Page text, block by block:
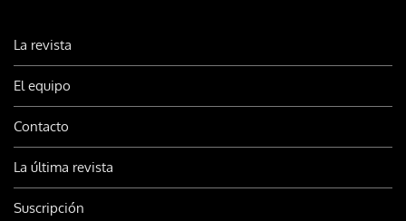
La revista
El equipo
Contacto
La última revista
Suscripción